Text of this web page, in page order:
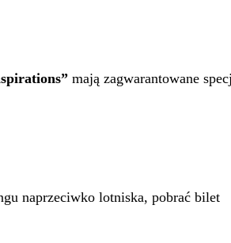
mają zagwarantowane
naprzeciwko lotniska, pobrać bilet